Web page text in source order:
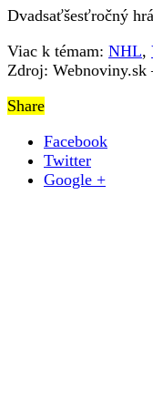
Dvadsaťšesťročný
Viac k témam: NHL,
Zdroj: Webnoviny.sk
Share
Facebook
Twitter
Google +